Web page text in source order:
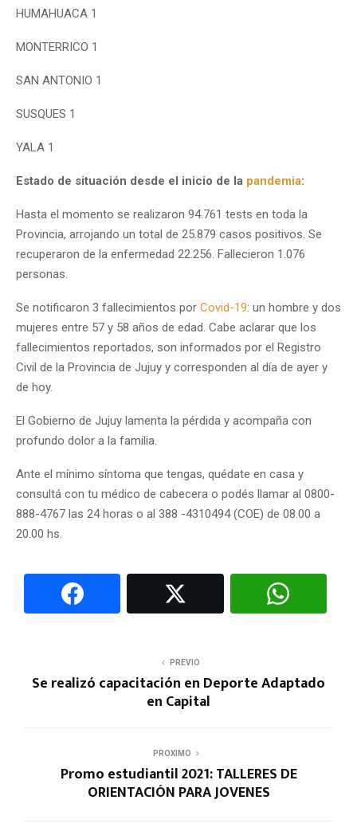
HUMAHUACA 1
MONTERRICO 1
SAN ANTONIO 1
SUSQUES 1
YALA 1
Estado de situación desde el inicio de la pandemia:
Hasta el momento se realizaron 94.761 tests en toda la
Provincia, arrojando un total de 25.879 casos positivos. Se
recuperaron de la enfermedad 22.256. Fallecieron 1.076
personas.
Se notificaron 3 fallecimientos por Covid-19: un hombre y dos
mujeres entre 57 y 58 años de edad. Cabe aclarar que los
fallecimientos reportados, son informados por el Registro
Civil de la Provincia de Jujuy y corresponden al día de ayer y
de hoy.
El Gobierno de Jujuy lamenta la pérdida y acompaña con
profundo dolor a la familia.
Ante el mínimo síntoma que tengas, quédate en casa y
consultá con tu médico de cabecera o podés llamar al 0800-
888-4767 las 24 horas o al 388 -4310494 (COE) de 08.00 a
20.00 hs.
PREVIO
Se realizó capacitación en Deporte Adaptado
en Capital
PROXIMO
Promo estudiantil 2021: TALLERES DE
ORIENTACIÓN PARA JOVENES